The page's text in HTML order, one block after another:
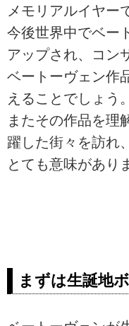
メモリアルイヤー
今後世界中でベー
アップされ、コン
ベートーヴェン作
えることでしょう。
またその作品を理
躍した街々を訪れ
とても意味があり
まずは生誕地